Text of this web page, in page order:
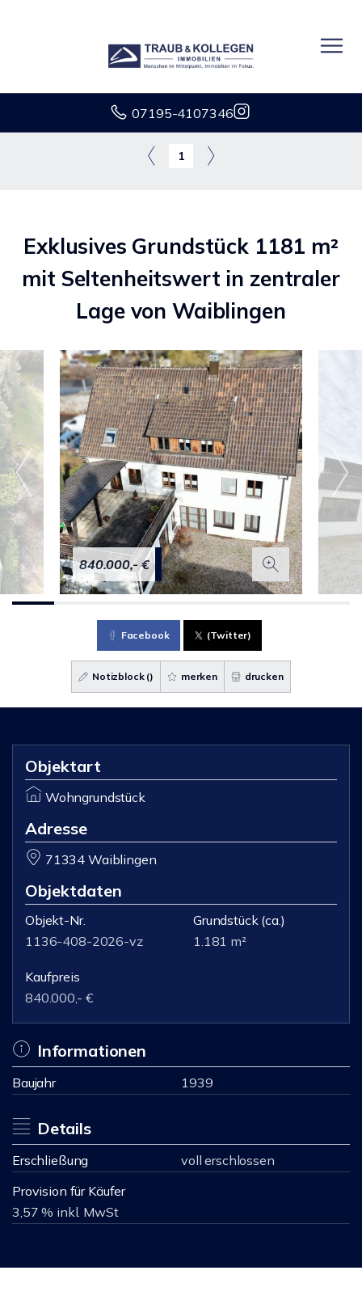
07195-4107346
1
Exklusives Grundstück 1181 m²
mit Seltenheitswert in zentraler
Lage von Waiblingen
840.000,- €
Facebook (Twitter)
Notizblock () merken drucken
Objektart
Wohngrundstück
Adresse
71334 Waiblingen
Objektdaten
Objekt-Nr.
1136-408-2026-vz
Grundstück(ca.)
1.181 m²
Kaufpreis
840.000,- €
Informationen
Baujahr 1939
Details
Erschließung
voll erschlossen
Provision für Käufer
3,57 % inkl. MwSt